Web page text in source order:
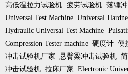
高低温拉力试验机 疲劳试验机 落锤
Universal Test Machine Universal
Hydraulic Universal Test Machine
Compression Tester machine 硬度计 便
冲击试验机厂家 悬臂梁冲击试验机
冲击试验机 拉床厂家 Electronic